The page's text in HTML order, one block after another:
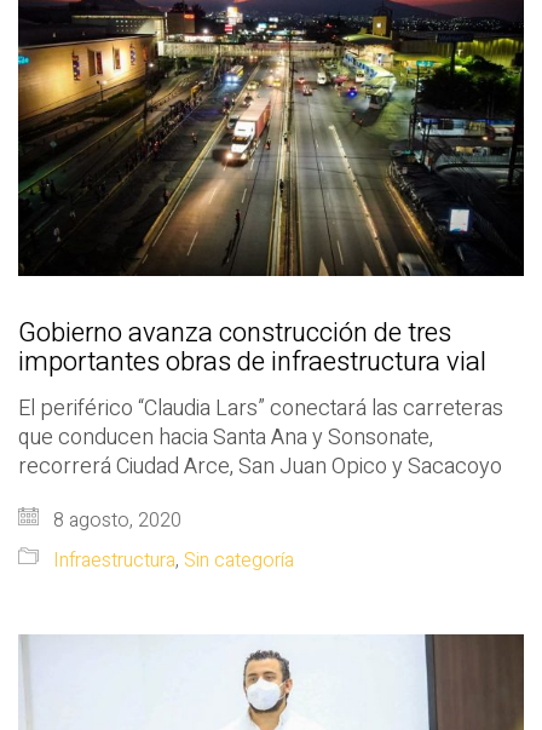
Gobierno avanza construcción de tres
importantes obras de infraestructura vial
El periférico “Claudia Lars” conectará las carreteras
que conducen hacia Santa Ana y Sonsonate,
recorrerá Ciudad Arce, San Juan Opico y Sacacoyo
8 agosto, 2020
Infraestructura, Sin categoría